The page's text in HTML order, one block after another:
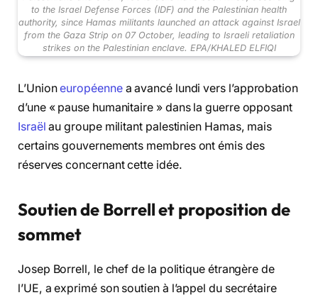
to the Israel Defense Forces (IDF) and the Palestinian health
authority, since Hamas militants launched an attack against Israel
from the Gaza Strip on 07 October, leading to Israeli retaliation
strikes on the Palestinian enclave. EPA/KHALED ELFIQI
L’Unioneuropéenne a avancé lundi vers l’approbation
d’une « pause humanitaire » dans la guerre opposant
Israëlau groupe militant palestinien Hamas, mais
certains gouvernements membres ont émis des
réserves concernant cette idée.
Soutien de Borrell et proposition de
sommet
Josep Borrell, le chef de la politique étrangère de
l’UE, a exprimé son soutien à l’appel du secrétaire